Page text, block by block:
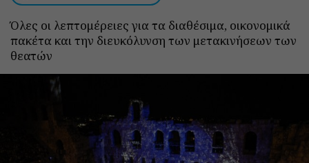
Όλες οι λεπτομέρειες για τα διαθέσιμα, οικονομικά
πακέτα και την διευκόλυνση των μετακινήσεων των
θεατών